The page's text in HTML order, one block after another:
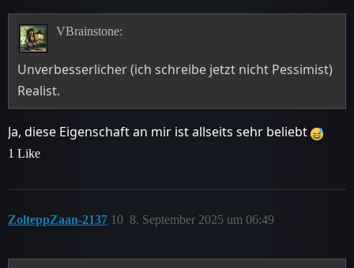
VBrainstone:
Unverbesserlicher (ich schreibe jetzt nicht Pessimist)
Realist.
Ja, diese Eigenschaft an mir ist allseits sehr beliebt
1 Like
ZolteppZaan-2137 8. September 2025 um 06:49
10